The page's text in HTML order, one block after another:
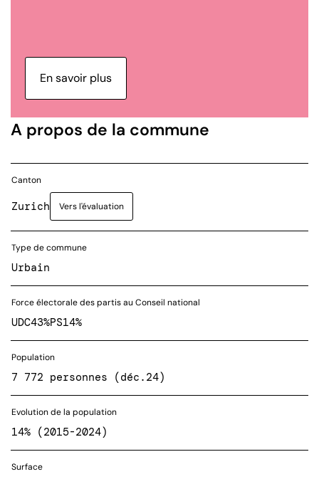
En savoir plus
A propos de la commune
Canton
Zurich Vers l'évaluation
Type de commune
Urbain
Force électorale des partis au Conseil national
UDC43%PS14%
Population
7 772 personnes (déc.24)
Evolution de la population
14% (2015-2024)
Surface